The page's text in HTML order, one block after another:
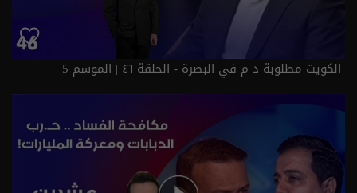
الكويت مطلوبة د م في البصرة - الحلقة ٤٦ | الموسم 5